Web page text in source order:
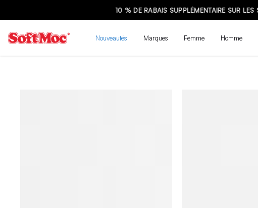
Nouveautés Marques Femme Homme